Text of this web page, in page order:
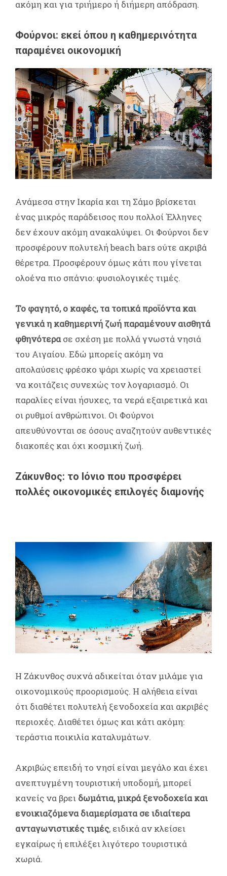
ακόμη και για τριήμερο ή διήμερη απόδραση.
Φούρνοι: εκεί όπου η καθημερινότητα
παραμένει οικονομική
Ανάμεσα στην Ικαρία και τη Σάμο βρίσκεται
ένας μικρός παράδεισος που πολλοί Έλληνες
δεν έχουν ακόμη ανακαλύψει. Οι Φούρνοι δεν
προσφέρουν πολυτελή beach bars ούτε ακριβά
θέρετρα. Προσφέρουν όμως κάτι που γίνεται
ολοένα πιο σπάνιο: φυσιολογικές τιμές.
Το φαγητό, ο καφές, τα τοπικά προϊόντα και
γενικά η καθημερινή ζωή παραμένουν αισθητά
φθηνότερασε σχέση με πολλά γνωστά νησιά
του Αιγαίου. Εδώ μπορείς ακόμη να
απολαύσεις φρέσκο ψάρι χωρίς να χρειαστεί
να κοιτάζεις συνεχώς τον λογαριασμό. Οι
παραλίες είναι ήσυχες, τα νερά εξαιρετικά και
οι ρυθμοί ανθρώπινοι. Οι Φούρνοι
απευθύνονται σε όσους αναζητούν αυθεντικές
διακοπές και όχι κοσμική ζωή.
Ζάκυνθος: το Ιόνιο που προσφέρει
πολλές οικονομικές επιλογές διαμονής
Η Ζάκυνθος συχνά αδικείται όταν μιλάμε για
οικονομικούς προορισμούς. Η αλήθεια είναι
ότι διαθέτει πολυτελή ξενοδοχεία και ακριβές
περιοχές. Διαθέτει όμως και κάτι ακόμη:
τεράστια ποικιλία καταλυμάτων.
Ακριβώς επειδή το νησί είναι μεγάλο και έχει
ανεπτυγμένη τουριστική υποδομή, μπορεί
κανείς να βρει δωμάτια, μικρά ξενοδοχεία και
ενοικιαζόμενα διαμερίσματα σε ιδιαίτερα
ανταγωνιστικές τιμές, ειδικά αν κλείσει
εγκαίρως ή επιλέξει λιγότερο τουριστικά
χωριά.